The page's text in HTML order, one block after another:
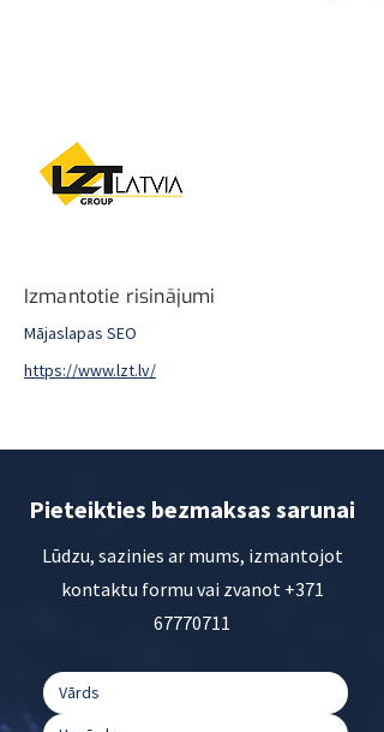
Izmantotie risinājumi
Mājaslapas SEO
https://www.lzt.lv/
Pieteikties bezmaksas sarunai
Lūdzu, sazinies ar mums, izmantojot
kontaktu formu vai zvanot +371
67770711